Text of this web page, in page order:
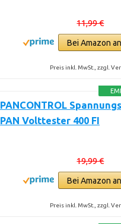
11,99 €
Bei Amazon
Preis inkl. MwSt., zzgl.
PANCONTROL
PAN Volttester 400 FI
19,99 €
Bei Amazon
Preis inkl. MwSt., zzgl.